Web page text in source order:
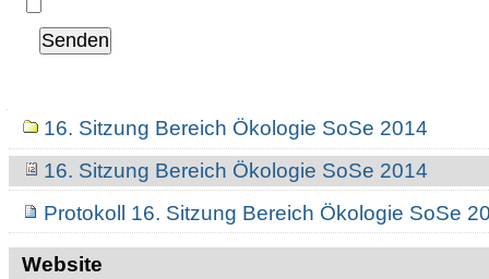
Navigation16. Sitzung Bereich Ökologie SoSe 2014
16. Sitzung Bereich Ökologie SoSe 2014
Protokoll 16. Sitzung Bereich Ökologie SoSe
Website